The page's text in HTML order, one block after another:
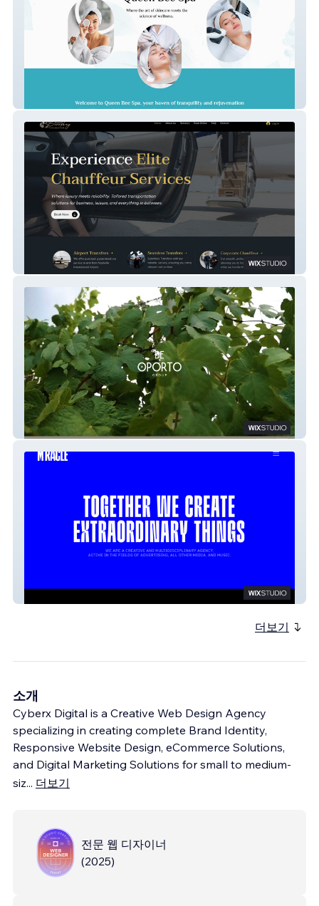
Queen Bee
Broadway Elite
Be Oporto
Miracle Agency
더보기
소개
Cyberx Digital is a Creative Web Design Agency
specializing in creating complete Brand Identity,
Responsive Website Design, eCommerce Solutions,
and Digital Marketing Solutions for small to medium-
siz... 더보기
전문 웹 디자이너
(2025)